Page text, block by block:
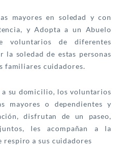
mayores en soledad y con
y Adopta a un Abuelo
voluntarios de diferentes
la soledad de estas personas
familiares cuidadores.
a su domicilio, los voluntarios
mayores o dependientes y
disfrutan de un paseo,
les acompañan a la
respiro a sus cuidadores